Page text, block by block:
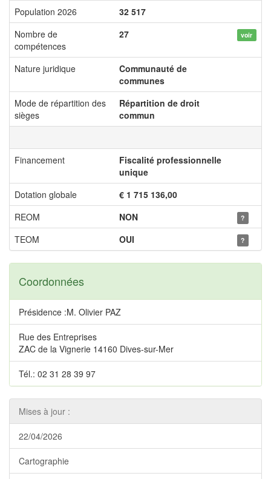
Population 2026
32 517
Nombre de
compétences
27 voir
Nature juridique
Communauté de
communes
Mode de répartition des
sièges
Répartition de droit
commun
Financement
Fiscalité professionnelle
unique
Dotation globale
€ 1 715 136,00
REOM
NON ?
TEOM OUI ?
Coordonnées
Présidence :M. Olivier PAZ
Rue des Entreprises
ZAC de la Vignerie 14160 Dives-sur-Mer
Tél.: 02 31 28 39 97
Mises à jour :
22/04/2026
Cartographie